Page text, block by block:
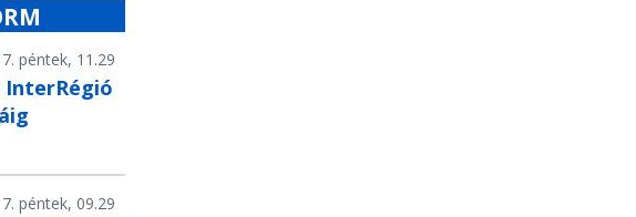
péntek, 11.29
InterRégió
péntek, 09.29